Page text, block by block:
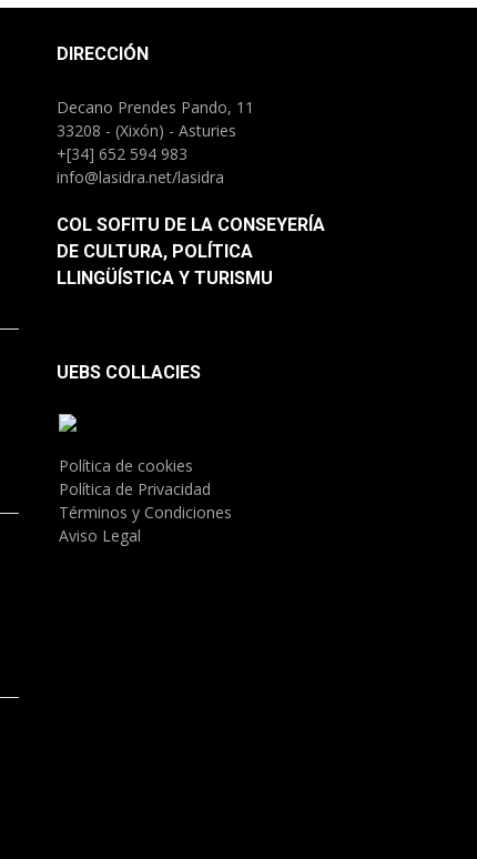
DIRECCIÓN
Decano Prendes Pando, 11
33208 - (Xixón) - Asturies
+[34] 652 594 983
info@lasidra.net/lasidra
COL SOFITU DE LA CONSEYERÍA
DE CULTURA, POLÍTICA
LLINGÜÍSTICA Y TURISMU
UEBS COLLACIES
Política de cookies
Política de Privacidad
Términos y Condiciones
Aviso Legal